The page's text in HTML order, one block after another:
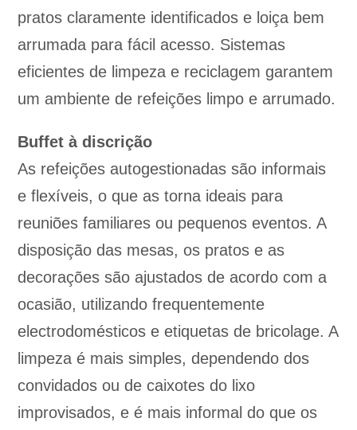
pratos claramente identificados e loiça bem
arrumada para fácil acesso. Sistemas
eficientes de limpeza e reciclagem garantem
um ambiente de refeições limpo e arrumado.
Buffet à discrição
As refeições autogestionadas são informais
e flexíveis, o que as torna ideais para
reuniões familiares ou pequenos eventos. A
disposição das mesas, os pratos e as
decorações são ajustados de acordo com a
ocasião, utilizando frequentemente
electrodomésticos e etiquetas de bricolage. A
limpeza é mais simples, dependendo dos
convidados ou de caixotes do lixo
improvisados, e é mais informal do que os